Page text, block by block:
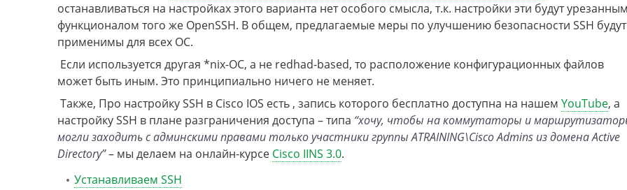
останавливаться на настройках этого варианта нет особого смысла, т.к. настройки эти будут
функционалом того же OpenSSH. В общем, предлагаемые меры по улучшению безопасности SSH будут
применимы для всех ОС.
Если используется другая *nix-ОС, а не redhad-based, то расположение конфигурационных файлов
может быть иным. Это принципиально ничего не меняет.
Также, Про настройку SSH в Cisco IOS есть , запись которого бесплатно доступна на нашем YouTube, а
настройку SSH в плане разграничения доступа – типа “хочу, чтобы на коммутаторы и
могли заходить с админскими правами только участники группы ATRAINING\Cisco Admins из домена Active
Directory”– мы делаем на онлайн-курсе Cisco IINS 3.0.
Устанавливаем SSH